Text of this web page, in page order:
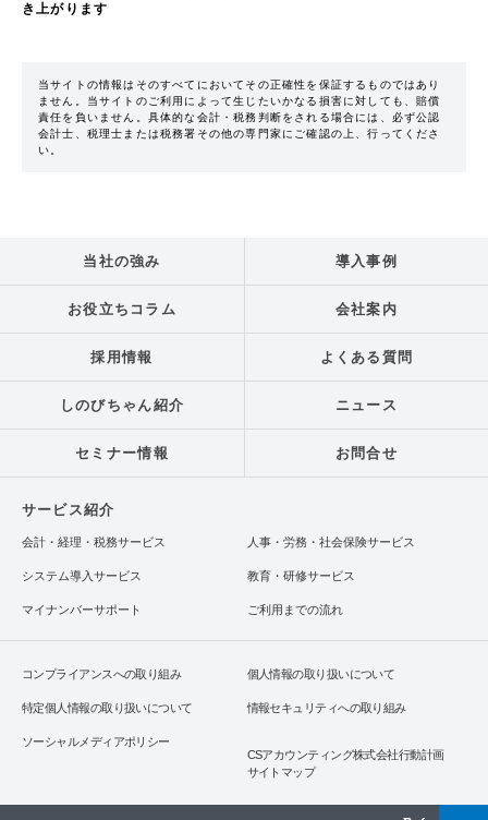
き上がります
当サイトの情報はそのすべてにおいてその正確性を保証するものではあり
ません。当サイトのご利用によって生じたいかなる損害に対しても、賠償
責任を負いません。具体的な会計・税務判断をされる場合には、必ず公認
会計士、税理士または税務署その他の専門家にご確認の上、行ってくださ
い。
当社の強み 導入事例
お役立ちコラム 会社案内
採用情報 よくある質問
しのびちゃん紹介 ニュース
セミナー情報 お問合せ
サービス紹介
会計・経理・税務サービス 人事・労務・社会保険サービス
システム導入サービス 教育・研修サービス
マイナンバーサポート ご利用までの流れ
コンプライアンスへの取り組み 個人情報の取り扱いについて
特定個人情報の取り扱いについて 情報セキュリティへの取り組み
ソーシャルメディアポリシー
CSアカウンティング株式会社行動計画
サイトマップ